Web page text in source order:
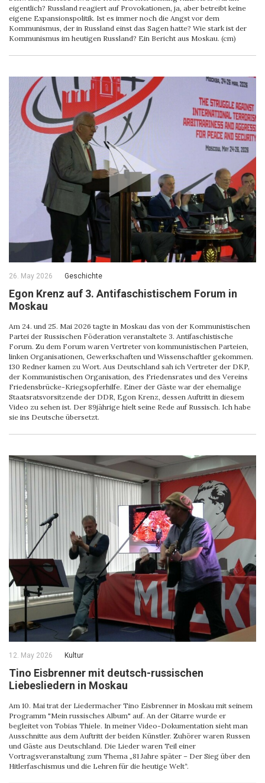
eigentlich? Russland reagiert auf Provokationen, ja, aber betreibt keine
eigene Expansionspolitik. Ist es immer noch die Angst vor dem
Kommunismus, der in Russland einst das Sagen hatte? Wie stark ist der
Kommunismus im heutigen Russland? Ein Bericht aus Moskau. (cm)
26. May 2026 Geschichte
Egon Krenz auf 3. Antifaschistischem Forum in
Moskau
Am 24. und 25. Mai 2026 tagte in Moskau das von der Kommunistischen
Partei der Russischen Föderation veranstaltete 3. Antifaschistische
Forum. Zu dem Forum waren Vertreter von kommunistischen Parteien,
linken Organisationen, Gewerkschaften und Wissenschaftler gekommen.
130 Redner kamen zu Wort. Aus Deutschland sah ich Vertreter der DKP,
der Kommunistischen Organisation, des Friedensrates und des Vereins
Friedensbrücke-Kriegsopferhilfe. Einer der Gäste war der ehemalige
Staatsratsvorsitzende der DDR, Egon Krenz, dessen Auftritt in diesem
Video zu sehen ist. Der 89jährige hielt seine Rede auf Russisch. Ich habe
sie ins Deutsche übersetzt.
12. May 2026 Kultur
Tino Eisbrenner mit deutsch-russischen
Liebesliedern in Moskau
Am 10. Mai trat der Liedermacher Tino Eisbrenner in Moskau mit seinem
Programm "Mein russisches Album" auf. An der Gitarre wurde er
begleitet von Tobias Thiele. In meiner Video-Dokumentation sieht man
Ausschnitte aus dem Auftritt der beiden Künstler. Zuhörer waren Russen
und Gäste aus Deutschland. Die Lieder waren Teil einer
Vortragsveranstaltung zum Thema „81 Jahre später – Der Sieg über den
Hitlerfaschismus und die Lehren für die heutige Welt“.